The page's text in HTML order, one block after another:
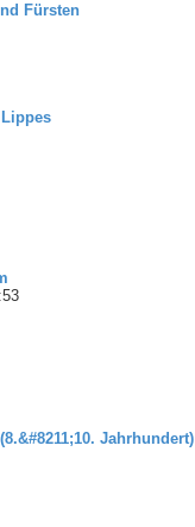
Fürsten
Jahrhundert)